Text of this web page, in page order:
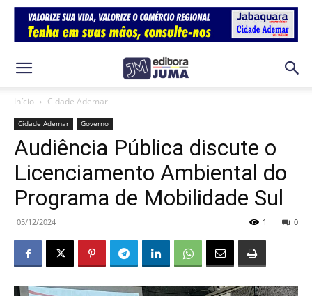
Início Cidade Ademar
Cidade Ademar Governo
Audiência Pública discute o
Licenciamento Ambiental do
Programa de Mobilidade Sul
05/12/2024 0
1